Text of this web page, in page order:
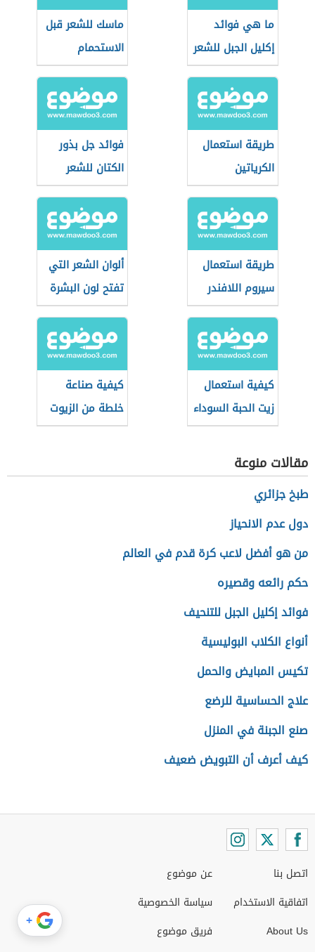
ما هي فوائد
إكليل الجبل للشعر
ماسك للشعر قبل
الاستحمام
طريقة استعمال
الكرياتين
فوائد جل بذور
الكتان للشعر
طريقة استعمال
سيروم اللافندر
للشعر
ألوان الشعر التي
تفتح لون البشرة
كيفية استعمال
زيت الحبة السوداء
للشعر
كيفية صناعة
خلطة من الزيوت
المفيدة للشعر
مقالات منوعة
طبخ جزائري
دول عدم الانحياز
من هو أفضل لاعب كرة قدم في العالم
حكم رائعه وقصيره
فوائد إكليل الجبل للتنحيف
أنواع الكلاب البوليسية
تكيس المبايض والحمل
علاج الحساسية للرضع
صنع الجبنة في المنزل
كيف أعرف أن التبويض ضعيف
اتصل بنا
اتفاقية الاستخدام
About Us
عن موضوع
سياسة الخصوصية
فريق موضوع
+